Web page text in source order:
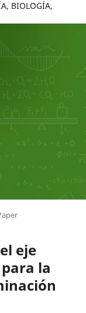
BIOLOGÍA,
eje
la